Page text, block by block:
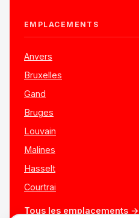
EMPLACEMENTS
Anvers
Bruxelles
Gand
Bruges
Louvain
Malines
Hasselt
Courtrai
Tous les emplacements →